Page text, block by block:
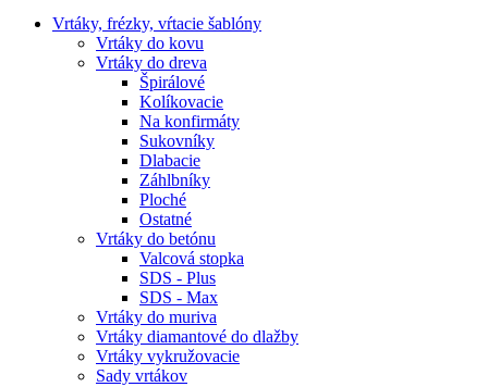
Vrtáky, frézky, vŕtacie šablóny
Vrtáky do kovu
Vrtáky do dreva
Špirálové
Kolíkovacie
Na konfirmáty
Sukovníky
Dlabacie
Záhlbníky
Ploché
Ostatné
Vrtáky do betónu
Valcová stopka
SDS - Plus
SDS - Max
Vrtáky do muriva
Vrtáky diamantové do dlažby
Vrtáky vykružovacie
Sady vrtákov